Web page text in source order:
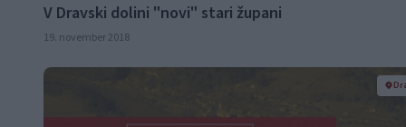
V Dravski dolini "novi" stari župani
19. november 2018